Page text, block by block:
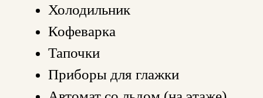
Холодильник
Кофеварка
Тапочки
Приборы для глажки